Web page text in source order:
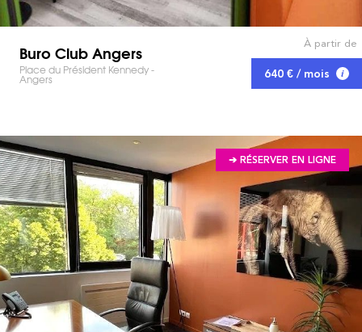
Buro Club Angers
Place du Président Kennedy -
Angers
À partir de
640 € / mois
➔ RÉSERVER EN LIGNE